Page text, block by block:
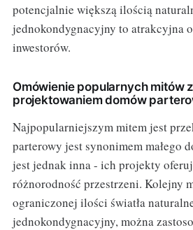
potencjalnie większą ilością
jednokondygnacyjny to atrakcyjna
inwestorów.
Omówienie popularnych mitów
projektowaniem domów
Najpopularniejszym mitem jest
parterowy jest synonimem małego
jest jednak inna - ich projekty
różnorodność przestrzeni. Kolejny
ograniczonej ilości światła
jednokondygnacyjny, można